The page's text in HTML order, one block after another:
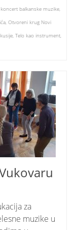
koncert balkanske muzike,
, Otvoreni krug Novi
, Telo kao instrument,
za
muzike u